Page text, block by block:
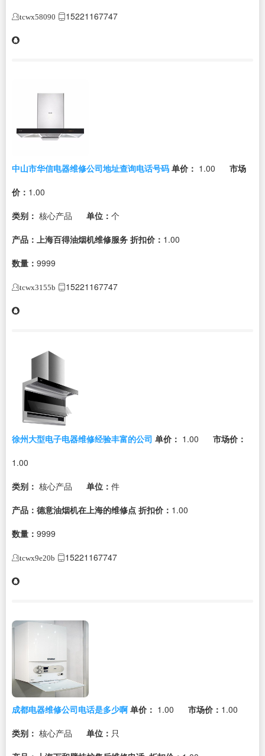
tcwx58090 15221167747
中山市华信电器维修公司地址查询电话号码 单价： 1.00
市场
价： 1.00
类别： 核心产品 单位： 个
产品：上海百得油烟机维修服务 折扣价： 1.00
数量： 9999
tcwx3155b 15221167747
徐州大型电子电器维修经验丰富的公司 单价： 1.00
市场价：
1.00
类别： 核心产品 单位： 件
产品：德意油烟机在上海的维修点 折扣价： 1.00
数量： 9999
tcwx9e20b 15221167747
成都电器维修公司电话是多少啊 单价： 1.00 市场价： 1.00
类别： 核心产品 单位： 只